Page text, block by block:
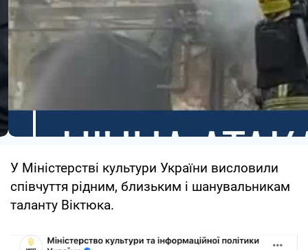
У Міністерстві культури України висловили
співчуття рідним, близьким і шанувальникам
таланту Віктюка.